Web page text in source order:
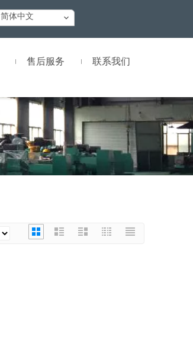
简体中文
售后服务 联系我们